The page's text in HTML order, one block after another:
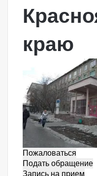
краю
Пожаловаться
Подать обращение
Запись на прием